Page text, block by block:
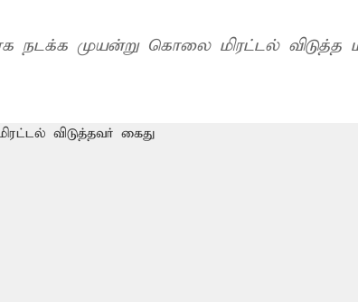
நடக்க முயன்று கொலை மிரட்டல்